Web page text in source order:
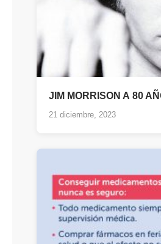
JIM MORRISON A 80
21 diciembre, 2023